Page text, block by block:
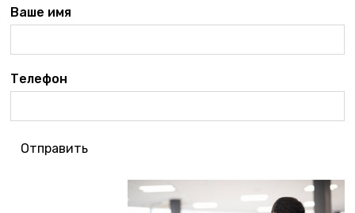
Ваше имя
Телефон
Отправить